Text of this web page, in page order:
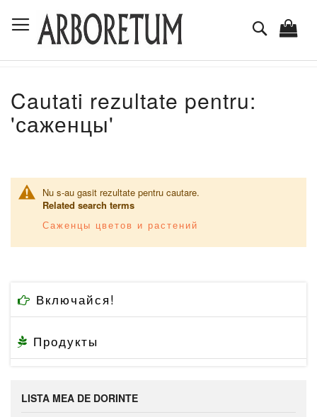
la
Continut
Cautare
Cautati rezultate pentru:
'саженцы'
Nu s-au gasit rezultate pentru cautare.
Related search terms
Саженцы цветов и растений
Включайся!
Продукты
LISTA MEA DE DORINTE